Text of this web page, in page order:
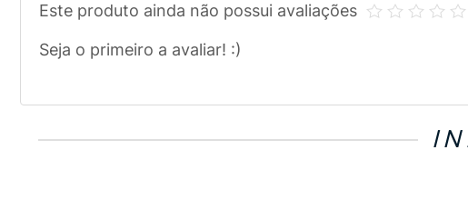
Este produto ainda não possui avaliações
Seja o primeiro a avaliar! :)